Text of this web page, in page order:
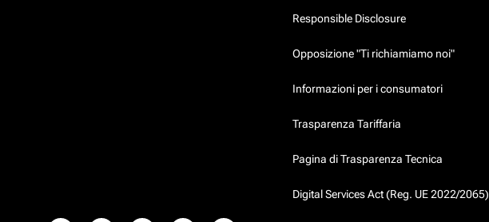
Responsible Disclosure
Opposizione "Ti richiamiamo noi"
Informazioni per i consumatori
Trasparenza Tariffaria
Pagina di Trasparenza Tecnica
Digital Services Act (Reg. UE 2022/2065)